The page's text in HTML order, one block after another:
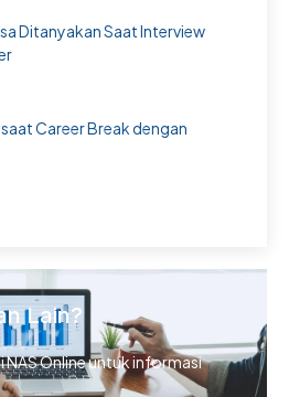
Ditanyakan Saat Interview
Career Break dengan
Lain?
Online untuk informasi